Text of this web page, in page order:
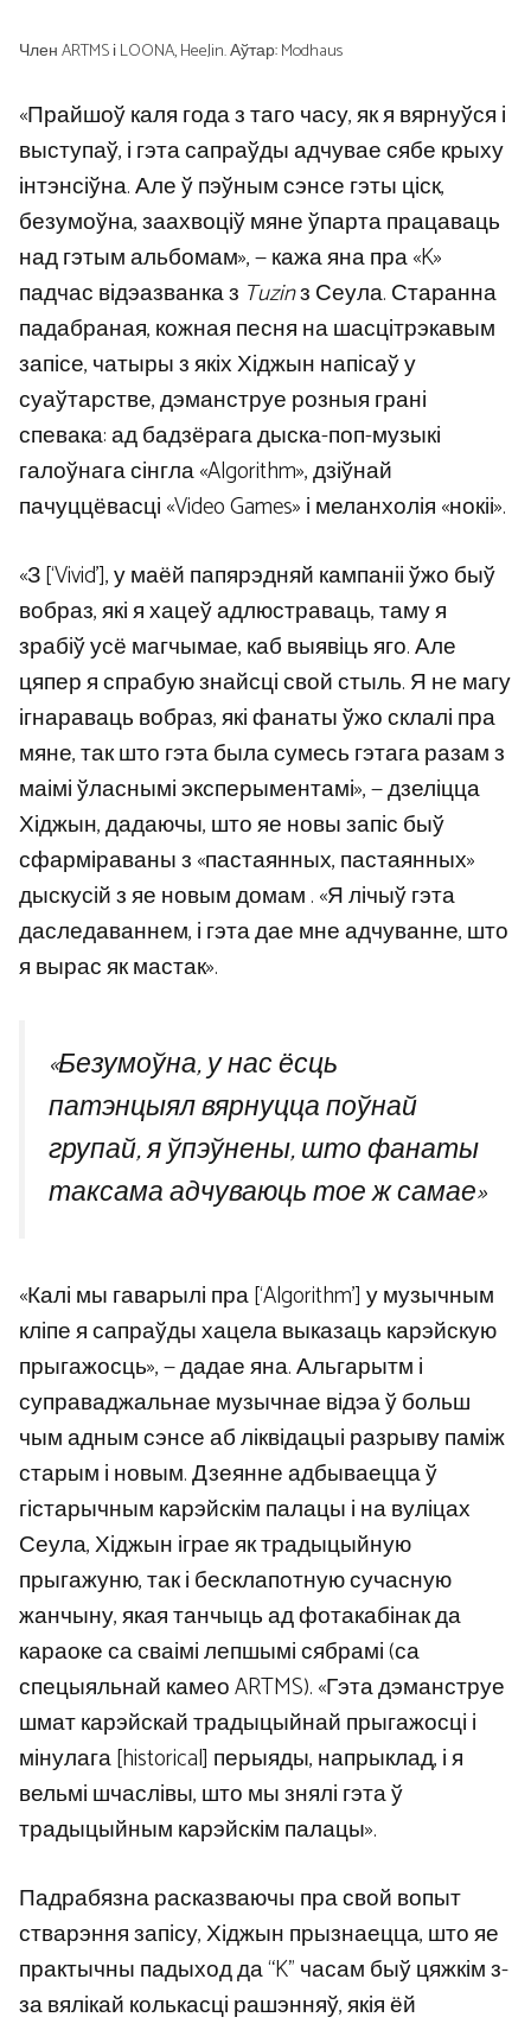
Член ARTMS і LOONA, HeeJin. Аўтар: Modhaus
«Прайшоў каля года з таго часу, як я вярнуўся і
выступаў, і гэта сапраўды адчувае сябе крыху
інтэнсіўна. Але ў пэўным сэнсе гэты ціск,
безумоўна, заахвоціў мяне ўпарта працаваць
над гэтым альбомам», — кажа яна пра «K»
падчас відэазванка з Tuzinз Сеула. Старанна
падабраная, кожная песня на шасцітрэкавым
запісе, чатыры з якіх Хіджын напісаў у
суаўтарстве, дэманструе розныя грані
спевака: ад бадзёрага дыска-поп-музыкі
галоўнага сінгла «Algorithm», дзіўнай
пачуццёвасці «Video Games» і меланхолія «нокіі».
«З [‘Vivid’], у маёй папярэдняй кампаніі ўжо быў
вобраз, які я хацеў адлюстраваць, таму я
зрабіў усё магчымае, каб выявіць яго. Але
цяпер я спрабую знайсці свой стыль. Я не магу
ігнараваць вобраз, які фанаты ўжо склалі пра
мяне, так што гэта была сумесь гэтага разам з
маімі ўласнымі эксперыментамі», — дзеліцца
Хіджын, дадаючы, што яе новы запіс быў
сфарміраваны з «пастаянных, пастаянных»
дыскусій з яе новым домам . «Я лічыў гэта
даследаваннем, і гэта дае мне адчуванне, што
я вырас як мастак».
«Безумоўна, у нас ёсць
патэнцыял вярнуцца поўнай
групай, я ўпэўнены, што фанаты
таксама адчуваюць тое ж самае»
«Калі мы гаварылі пра [‘Algorithm’] у музычным
кліпе я сапраўды хацела выказаць карэйскую
прыгажосць», — дадае яна. Альгарытм і
суправаджальнае музычнае відэа ў больш
чым адным сэнсе аб ліквідацыі разрыву паміж
старым і новым. Дзеянне адбываецца ў
гістарычным карэйскім палацы і на вуліцах
Сеула, Хіджын іграе як традыцыйную
прыгажуню, так і бесклапотную сучасную
жанчыну, якая танчыць ад фотакабінак да
караоке са сваімі лепшымі сябрамі (са
спецыяльнай камео ARTMS). «Гэта дэманструе
шмат карэйскай традыцыйнай прыгажосці і
мінулага [historical] перыяды, напрыклад, і я
вельмі шчаслівы, што мы знялі гэта ў
традыцыйным карэйскім палацы».
Падрабязна расказваючы пра свой вопыт
стварэння запісу, Хіджын прызнаецца, што яе
практычны падыход да “K” часам быў цяжкім з-
за вялікай колькасці рашэнняў, якія ёй